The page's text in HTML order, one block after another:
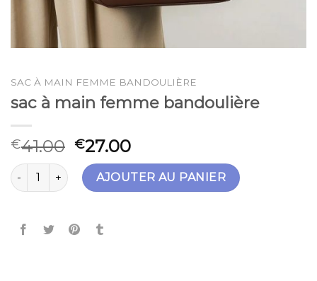
SAC À MAIN FEMME BANDOULIÈRE
sac à main femme bandoulière
€41.00 €27.00
quantité de sac à main femme bandoulière
AJOUTER AU PANIER